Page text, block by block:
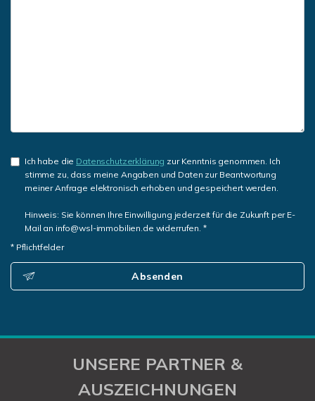
Ich habe die Datenschutzerklärung zur Kenntnis genommen. Ich
stimme zu, dass meine Angaben und Daten zur Beantwortung
meiner Anfrage elektronisch erhoben und gespeichert werden.
Hinweis: Sie können Ihre Einwilligung jederzeit für die Zukunft per E-
Mail an info@wsl-immobilien.de widerrufen. *
* Pflichtfelder
Absenden
UNSERE PARTNER &
AUSZEICHNUNGEN